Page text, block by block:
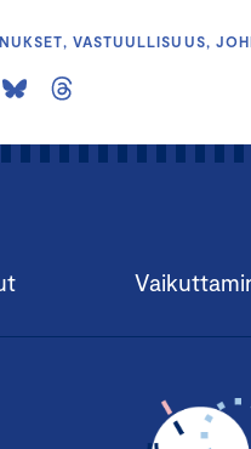
VASTUULLISUUS,